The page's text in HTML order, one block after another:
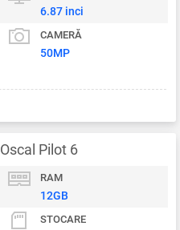
6.87 inci
CAMERĂ
50MP
Oscal Pilot 6
RAM
12GB
STOCARE